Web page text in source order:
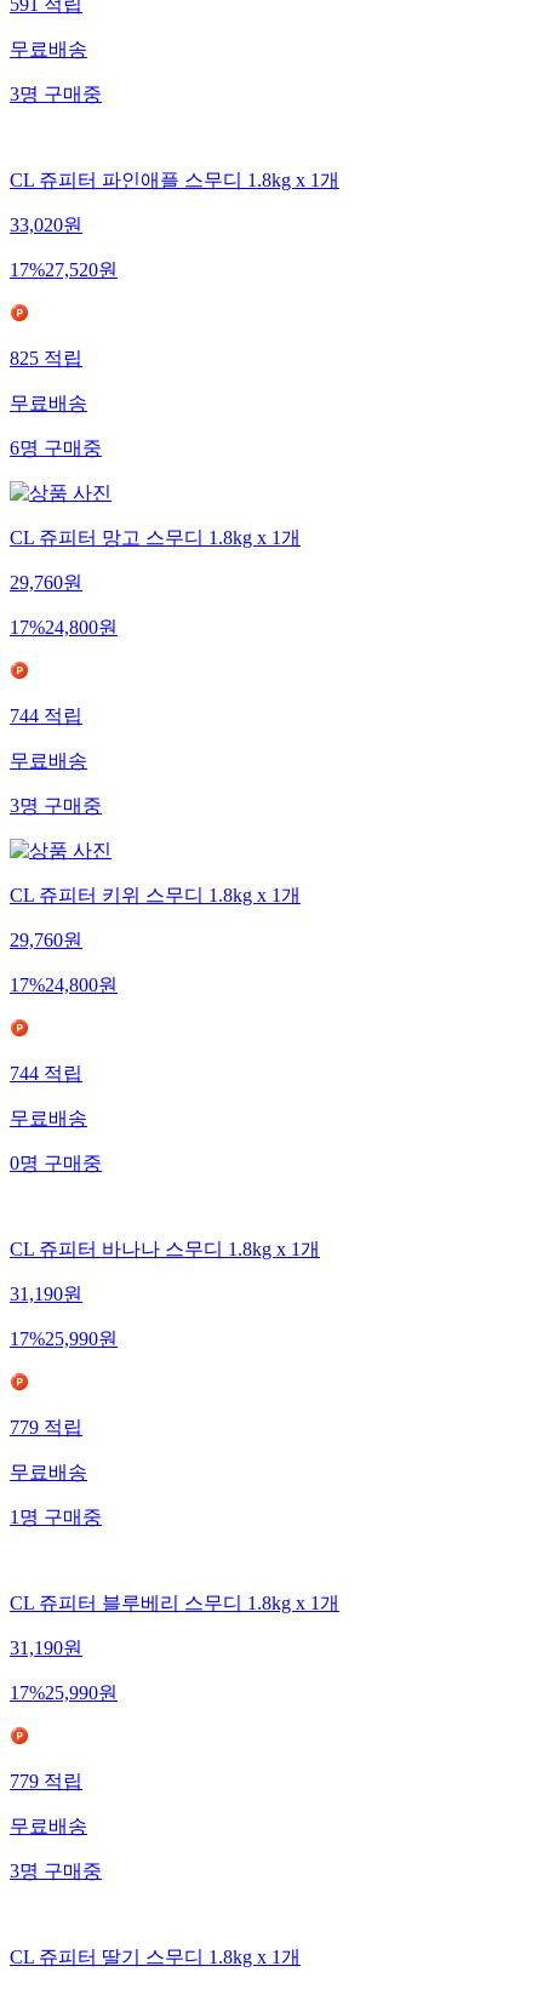
591적립
무료배송
3명구매중
CL 쥬피터 파인애플 스무디 1.8kg x 1개
33,020원
17%27,520원
825적립
무료배송
6명구매중
CL 쥬피터 망고 스무디 1.8kg x 1개
29,760원
17%24,800원
744적립
무료배송
3명구매중
CL 쥬피터 키위 스무디 1.8kg x 1개
29,760원
17%24,800원
744적립
무료배송
0명구매중
CL 쥬피터 바나나 스무디 1.8kg x 1개
31,190원
17%25,990원
779적립
무료배송
1명구매중
CL 쥬피터 블루베리 스무디 1.8kg x 1개
31,190원
17%25,990원
779적립
무료배송
3명구매중
CL 쥬피터 딸기 스무디 1.8kg x 1개